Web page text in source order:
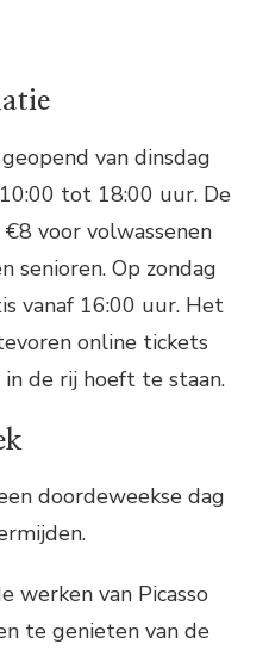
van dinsdag
tot 18:00 uur. De
voor volwassenen
senioren. Op zondag
vanaf 16:00 uur. Het
online tickets
de rij hoeft te staan.
doordeweekse dag
werken van Picasso
te genieten van de